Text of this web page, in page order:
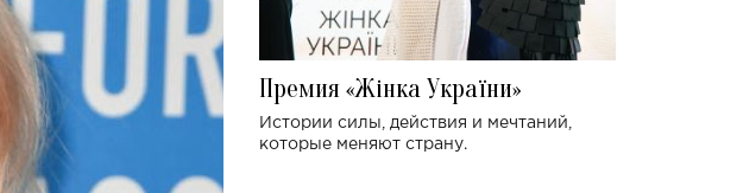
Премия «Жінка України»
Истории силы, действия и мечтаний,
которые меняют страну.